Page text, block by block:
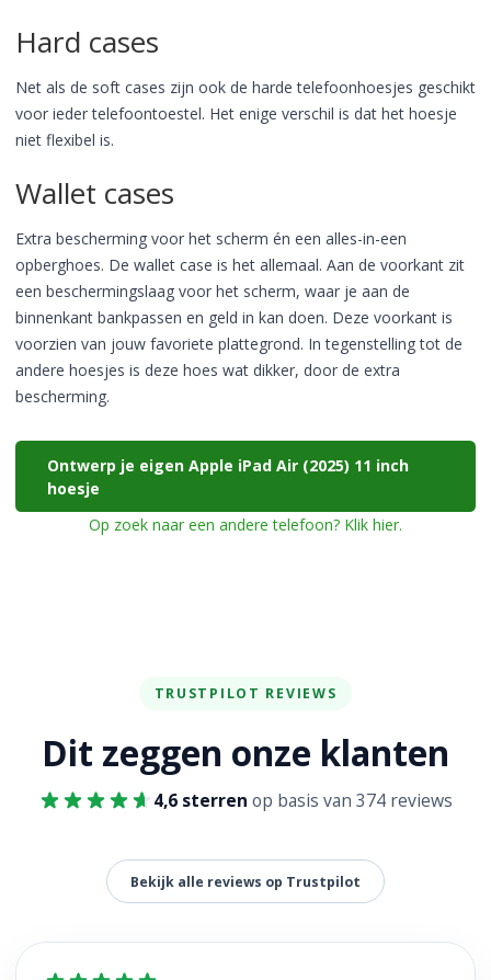
Hard cases
Net als de soft cases zijn ook de harde telefoonhoesjes geschikt
voor ieder telefoontoestel. Het enige verschil is dat het hoesje
niet flexibel is.
Wallet cases
Extra bescherming voor het scherm én een alles-in-een
opberghoes. De wallet case is het allemaal. Aan de voorkant zit
een beschermingslaag voor het scherm, waar je aan de
binnenkant bankpassen en geld in kan doen. Deze voorkant is
voorzien van jouw favoriete plattegrond. In tegenstelling tot de
andere hoesjes is deze hoes wat dikker, door de extra
bescherming.
Ontwerp je eigen Apple iPad Air (2025) 11 inch
hoesje
Op zoek naar een andere telefoon? Klik hier.
TRUSTPILOT REVIEWS
Dit zeggen onze klanten
4,6 sterren op basis van 374 reviews
Bekijk alle reviews op Trustpilot